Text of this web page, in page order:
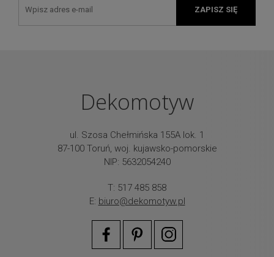
ZAPISZ SIĘ
Dekomotyw
ul. Szosa Chełmińska 155A lok. 1
87-100 Toruń, woj. kujawsko-pomorskie
NIP: 5632054240
T: 517 485 858
E: biuro@dekomotyw.pl